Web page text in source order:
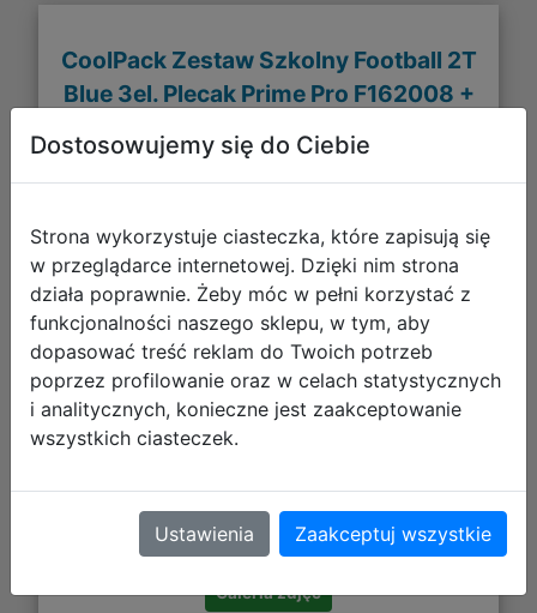
CoolPack Zestaw Szkolny Football 2T
Blue 3el. Plecak Prime Pro F162008 +
DO KOSZYKA
Galeria zdjęć
Dostosowujemy się do Ciebie
Strona wykorzystuje ciasteczka, które zapisują się
w przeglądarce internetowej. Dzięki nim strona
działa poprawnie. Żeby móc w pełni korzystać z
funkcjonalności naszego sklepu, w tym, aby
dopasować treść reklam do Twoich potrzeb
poprzez profilowanie oraz w celach statystycznych
i analitycznych, konieczne jest zaakceptowanie
wszystkich ciasteczek.
Ustawienia Zaakceptuj wszystkie